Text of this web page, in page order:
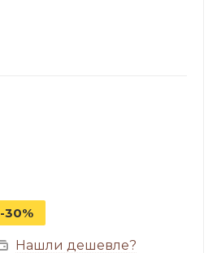
-30%
Нашли дешевле?